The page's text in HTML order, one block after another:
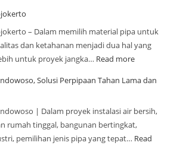
– Dalam memilih material pipa untuk
dan ketahanan menjadi dua hal yang
untuk proyek jangka… Read more
Solusi Perpipaan Tahan Lama dan
| Dalam proyek instalasi air bersih,
rumah tinggal, bangunan bertingkat,
pemilihan jenis pipa yang tepat… Read